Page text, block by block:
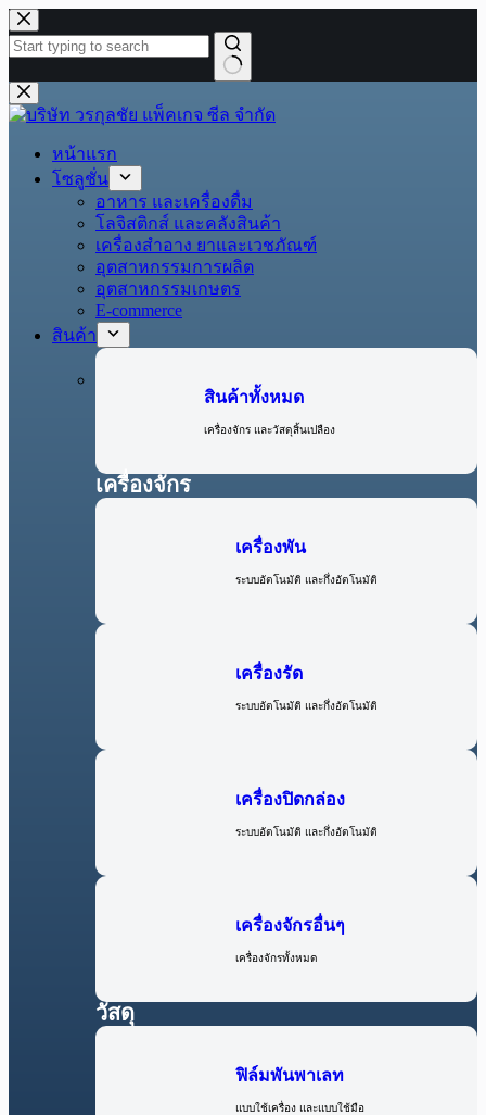
หน้าแรก
โซลูชั่น
อาหาร และเครื่องดื่ม
โลจิสติกส์ และคลังสินค้า
เครื่องสำอาง ยาและเวชภัณฑ์
อุตสาหกรรมการผลิต
อุตสาหกรรมเกษตร
E-commerce
สินค้า
สินค้าทั้งหมด
เครื่องจักร และวัสดุสิ้นเปลือง
เครื่องจักร
เครื่องพัน
ระบบอัตโนมัติ และกึ่งอัตโนมัติ
เครื่องรัด
ระบบอัตโนมัติ และกึ่งอัตโนมัติ
เครื่องปิดกล่อง
ระบบอัตโนมัติ และกึ่งอัตโนมัติ
เครื่องจักรอื่นๆ
เครื่องจักรทั้งหมด
วัสดุ
ฟิล์มพันพาเลท
แบบใช้เครื่อง และแบบใช้มือ